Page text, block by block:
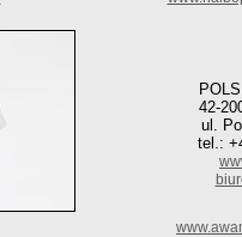
42-
ul.
tel.: